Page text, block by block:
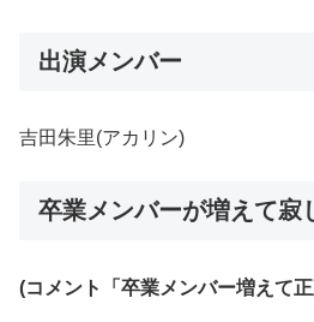
出演メンバー
吉田朱里(アカリン)
卒業メンバーが増えて寂
(コメント「卒業メンバー増えて